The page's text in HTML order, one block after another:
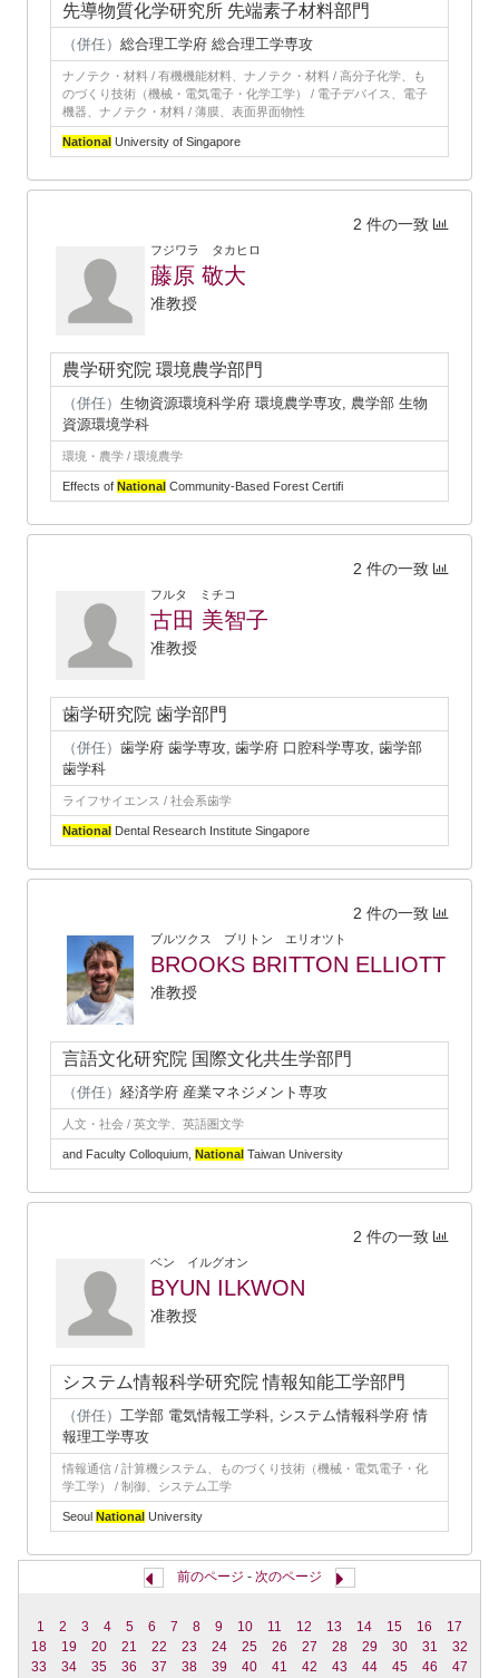
先導物質化学研究所 先端素子材料部門
（併任） 総合理工学府 総合理工学専攻
ナノテク・材料 / 有機機能材料、ナノテク・材料 / 高分子化学、も
のづくり技術（機械・電気電子・化学工学） / 電子デバイス、電子
機器、ナノテク・材料 / 薄膜、表面界面物性
National University of Singapore
2 件の一致
フジワラ タカヒロ
藤原 敬大
准教授
農学研究院 環境農学部門
（併任） 生物資源環境科学府 環境農学専攻, 農学部 生物
資源環境学科
環境・農学 / 環境農学
Effects of National Community-Based Forest Certifi
2 件の一致
フルタ ミチコ
古田 美智子
准教授
歯学研究院 歯学部門
（併任） 歯学府 歯学専攻, 歯学府 口腔科学専攻, 歯学部
歯学科
ライフサイエンス / 社会系歯学
National Dental Research Institute Singapore
2 件の一致
ブルツクス ブリトン エリオツト
BROOKS BRITTON ELLIOTT
准教授
言語文化研究院 国際文化共生学部門
（併任） 経済学府 産業マネジメント専攻
人文・社会 / 英文学、英語圏文学
and Faculty Colloquium, National Taiwan University
2 件の一致
ベン イルグオン
BYUN ILKWON
准教授
システム情報科学研究院 情報知能工学部門
（併任） 工学部 電気情報工学科, システム情報科学府 情
報理工学専攻
情報通信 / 計算機システム、ものづくり技術（機械・電気電子・化
学工学） / 制御、システム工学
Seoul National University
前のページ - 次のページ
1 2 3 4 5 6 7 8 9 10 11 12 13 14 15 16
17
18
19 20 21 22 23 24 25 26 27 28 29 30 31
32
33
34 35 36 37 38 39 40 41 42 43 44 45 46 47